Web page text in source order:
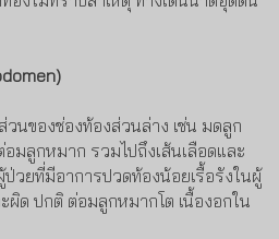
)
ของช่องท้องส่วนล่าง เช่น มดลูก
อมลูกหมาก รวมไปถึงเส้นเลือดและ
ป่วยที่มีอาการปวดท้องน้อยเรื้อรังในผู้
ผิด ปกติ ต่อมลูกหมากโต เนื้องอกใน